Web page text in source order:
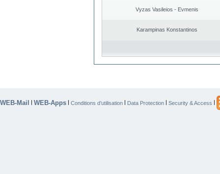
Vyzas Vasileios - Evmenis
Karampinas Konstantinos
WEB-Mail | WEB-Apps | Conditions d’utilisation | Data Protection | Security & Access |